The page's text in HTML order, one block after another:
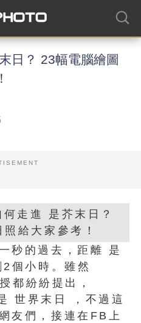
日？ 23幅電腦繪圖
秒的過去，距離 是
個小時。雖然
都紛紛提出，
世界末日 ，不過這
友們，接連在FB上